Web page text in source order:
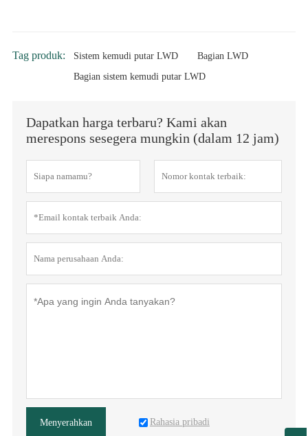
Tag produk: Sistem kemudi putar LWD
Bagian LWD
Bagian sistem kemudi putar LWD
Dapatkan harga terbaru? Kami akan
merespons sesegera mungkin (dalam 12 jam)
Menyerahkan Rahasia pribadi